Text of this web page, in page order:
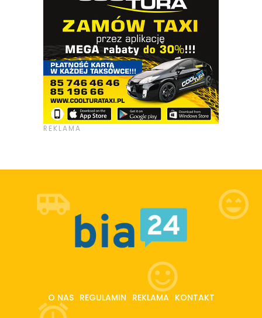
O NAS REGULAMIN REKLAMA KONTAKT